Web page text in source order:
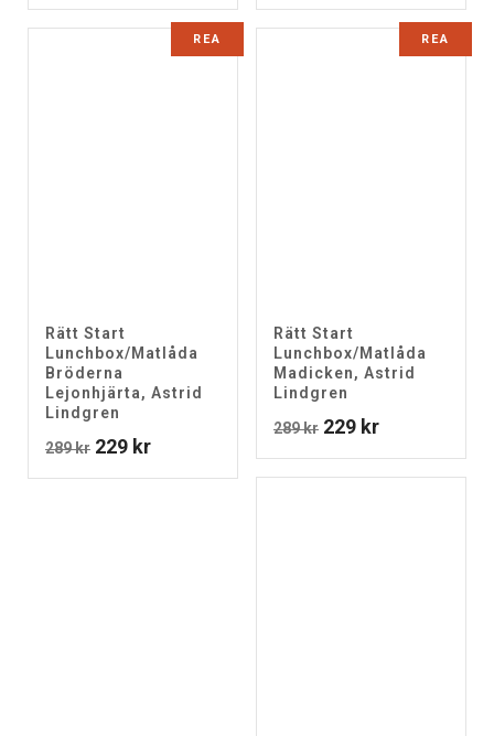
REA
Rätt Start
Lunchbox/Matlåda
Bröderna
Lejonhjärta, Astrid
Lindgren
289kr Det
229 krDet
REA
Rätt Start
Lunchbox/Matlåda
Madicken, Astrid
Lindgren
289kr Det
priset
229 krDet
priset